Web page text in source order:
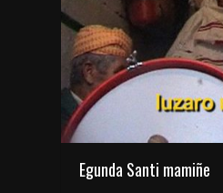
Egunda Santi mamiñe